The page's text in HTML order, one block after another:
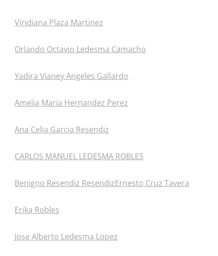
Viridiana Plaza Martinez
Orlando Octavio Ledesma Camacho
Yadira Vianey Angeles Gallardo
Amelia Maria Hernandez Perez
Ana Celia Garcia Resendiz
CARLOS MANUEL LEDESMA ROBLES
Benigno Resendiz ResendizErnesto Cruz Tavera
Erika Robles
Jose Alberto Ledesma Lopez